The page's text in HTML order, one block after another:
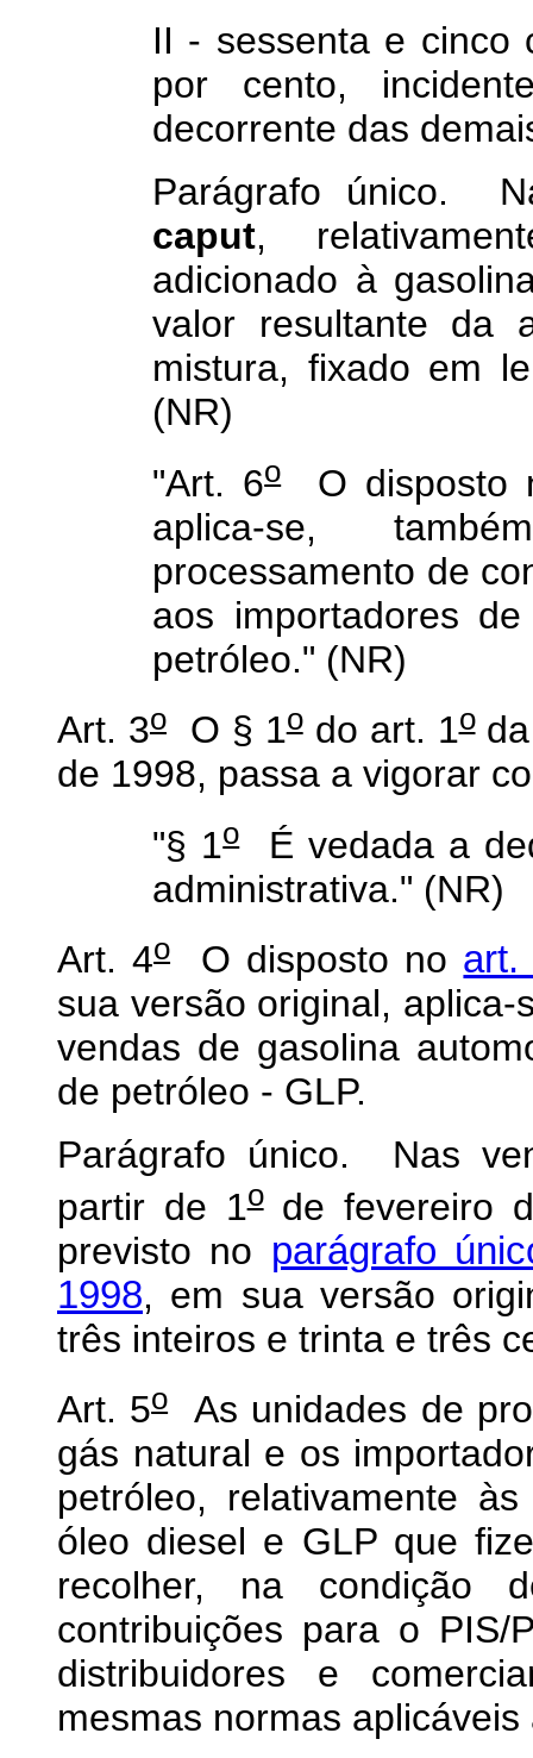
II - sessenta e cinco
por cento,
decorrente das
Parágrafo único.
caput,
adicionado à
valor resultante da
mistura, fixado em
(NR)
"Art. 6oO disposto
aplica-se,
processamento de
aos importadores
petróleo." (NR)
Art. 3oO § 1odo art. 1oda
de 1998, passa a vigorar
"§ 1oÉ vedada a
administrativa." (NR)
Art. 4o O disposto no art.
sua versão original,
vendas de gasolina
de petróleo - GLP.
Parágrafo único. Nas
partir de 1ode fevereiro
previsto no parágrafo
1998, em sua versão
três inteiros e trinta e três
Art. 5oAs unidades de
gás natural e os
petróleo, relativamente
óleo diesel e GLP que
recolher, na condição
contribuições para o PIS/
distribuidores e
mesmas normas